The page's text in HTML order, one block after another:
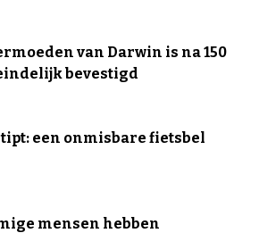
van Darwin is na 150
bevestigd
tipt: een onmisbare fietsbel
mensen hebben